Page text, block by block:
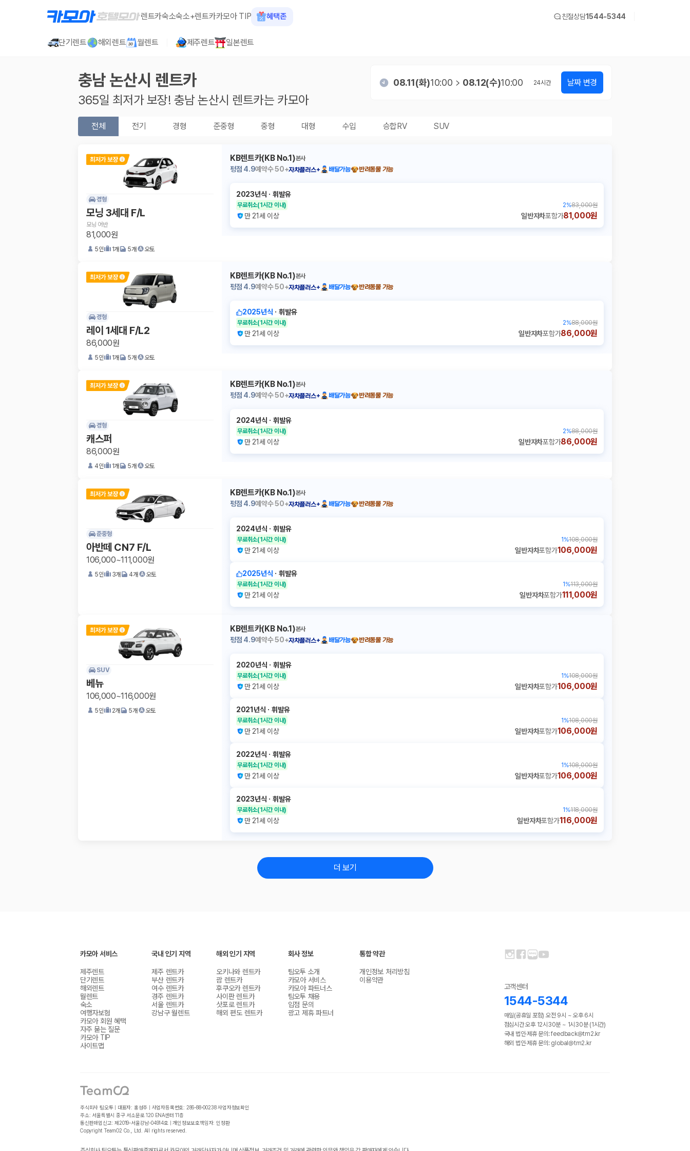
렌트카숙소숙소+렌트카카모아 TIP 혜택존 친절상담1544-5344
단기렌트 해외렌트 월렌트 제주렌트 일본렌트
충남 논산시 렌트카
365일 최저가 보장! 충남 논산시 렌트카는 카모아
08.11(화)10:00 08.12(수)10:00 24시간 날짜 변경
전체 전기 경형 준중형 중형 대형 수입 승합RV SUV
경형
모닝 3세대 F/L
모닝 어반
81,000원
5인 1개 5개 오토
KB렌트카(KB No.1)본사
평점 4.9예약수50+자차플러스+ 배달가능 반려동물 가능
2023년식 ㆍ휘발유
무료취소(1시간 이내) 2%83,000원
만 21세 이상 일반자차포함가81,000원
경형
레이 1세대 F/L2
86,000원
5인 1개 5개 오토
KB렌트카(KB No.1)본사
평점 4.9예약수50+자차플러스+ 배달가능 반려동물 가능
2025년식 ㆍ휘발유
무료취소(1시간 이내) 2%88,000원
만 21세 이상 일반자차포함가86,000원
경형
캐스퍼
86,000원
4인 1개 5개 오토
KB렌트카(KB No.1)본사
평점 4.9예약수50+자차플러스+ 배달가능 반려동물 가능
2024년식 ㆍ휘발유
무료취소(1시간 이내) 2%88,000원
만 21세 이상 일반자차포함가86,000원
준중형
아반떼 CN7 F/L
106,000~111,000원
5인 3개 4개 오토
KB렌트카(KB No.1)본사
평점 4.9예약수50+자차플러스+ 배달가능 반려동물 가능
2024년식 ㆍ휘발유
무료취소(1시간 이내) 1 %108,000원
만 21세 이상 일반자차포함가106,000원
2025년식 ㆍ휘발유
무료취소(1시간 이내) 1 %113,000원
만 21세 이상 일반자차포함가111,000원
SUV
베뉴
106,000~116,000원
5인 2개 5개 오토
KB렌트카(KB No.1)본사
평점 4.9예약수50+자차플러스+ 배달가능 반려동물 가능
2020년식 ㆍ휘발유
무료취소(1시간 이내) 1 %108,000원
만 21세 이상 일반자차포함가106,000원
2021년식 ㆍ휘발유
무료취소(1시간 이내) 1 %108,000원
만 21세 이상 일반자차포함가106,000원
2022년식 ㆍ휘발유
무료취소(1시간 이내) 1 %108,000원
만 21세 이상 일반자차포함가106,000원
2023년식 ㆍ휘발유
무료취소(1시간 이내) 1 %118,000원
만 21세 이상 일반자차포함가116,000원
더 보기
카모아 서비스
제주렌트
단기렌트
해외렌트
월렌트
숙소
여행자보험
카모아 회원 혜택
자주 묻는 질문
카모아 TIP
사이트맵
국내 인기 지역
제주 렌트카
부산 렌트카
여수 렌트카
경주 렌트카
서울 렌트카
강남구 월렌트
해외 인기 지역
오키나와 렌트카
괌 렌트카
후쿠오카 렌트카
사이판 렌트카
삿포로 렌트카
해외 편도 렌트카
회사 정보
팀오투 소개
카모아 서비스
카모아 파트너스
팀오투 채용
입점 문의
광고 제휴 파트너
통합 약관
개인정보 처리방침
이용약관
고객센터
1544-5344
매일(공휴일 포함) 오전 9시 ~ 오후 6시
점심시간 오후 12시30분 ~ 1시30분 (1시간)
국내 법인·제휴 문의: feedback@tm2.kr
해외 법인·제휴 문의: global@tm2.kr
주식회사 팀오투 | 대표자: 홍성주 | 사업자등록번호: 286-88-00238 사업자정보확인
주소: 서울특별시 중구 서소문로 120 ENA센터 11층
통신판매업신고: 제2019-서울강남-04914호 | 개인정보보호책임자: 인정환
Copyright TeamO2 Co., Ltd. All rights reserved.